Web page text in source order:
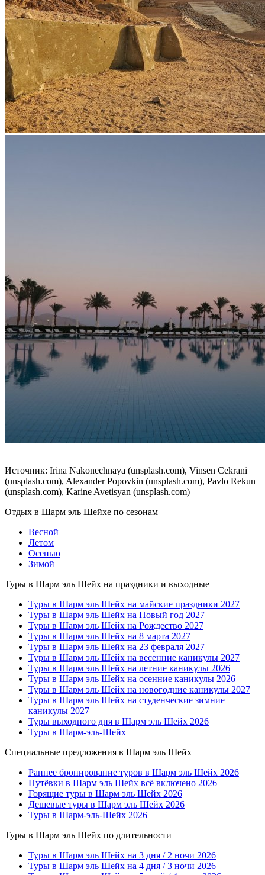
Источник: Irina Nakonechnaya (unsplash.com), Vinsen Cekrani
(unsplash.com), Alexander Popovkin (unsplash.com), Pavlo Rekun
(unsplash.com), Karine Avetisyan (unsplash.com)
Отдых в Шарм эль Шейхе по сезонам
Весной
Летом
Осенью
Зимой
Туры в Шарм эль Шейх на праздники и выходные
Туры в Шарм эль Шейх на майские праздники 2027
Туры в Шарм эль Шейх на Новый год 2027
Туры в Шарм эль Шейх на Рождество 2027
Туры в Шарм эль Шейх на 8 марта 2027
Туры в Шарм эль Шейх на 23 февраля 2027
Туры в Шарм эль Шейх на весенние каникулы 2027
Туры в Шарм эль Шейх на летние каникулы 2026
Туры в Шарм эль Шейх на осенние каникулы 2026
Туры в Шарм эль Шейх на новогодние каникулы 2027
Туры в Шарм эль Шейх на студенческие зимние
каникулы 2027
Туры выходного дня в Шарм эль Шейх 2026
Туры в Шарм-эль-Шейх
Специальные предложения в Шарм эль Шейх
Раннее бронирование туров в Шарм эль Шейх 2026
Путёвки в Шарм эль Шейх всё включено 2026
Горящие туры в Шарм эль Шейх 2026
Дешевые туры в Шарм эль Шейх 2026
Туры в Шарм-эль-Шейх 2026
Туры в Шарм эль Шейх по длительности
Туры в Шарм эль Шейх на 3 дня / 2 ночи 2026
Туры в Шарм эль Шейх на 4 дня / 3 ночи 2026